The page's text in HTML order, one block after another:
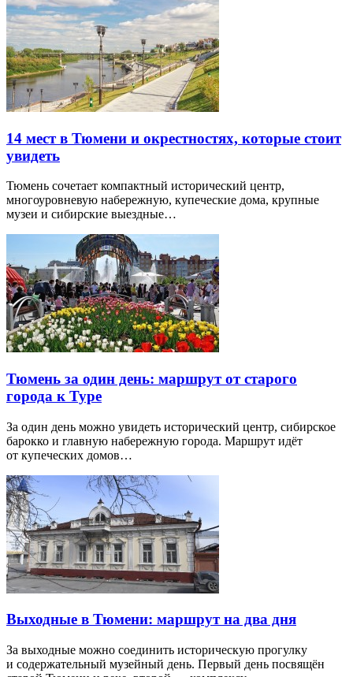
14 мест в Тюмени и окрестностях, которые стоит
увидеть
Тюмень сочетает компактный исторический центр,
многоуровневую набережную, купеческие дома, крупные
музеи и сибирские выездные…
Тюмень за один день: маршрут от старого
города к Туре
За один день можно увидеть исторический центр, сибирское
барокко и главную набережную города. Маршрут идёт
от купеческих домов…
Выходные в Тюмени: маршрут на два дня
За выходные можно соединить историческую прогулку
и содержательный музейный день. Первый день посвящён